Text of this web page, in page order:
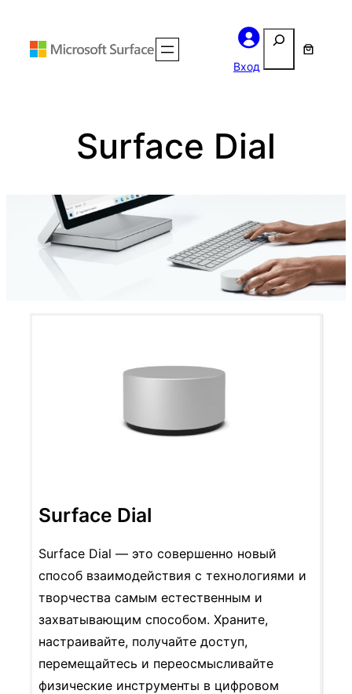
Вход
Поиск
Surface Dial
Surface Dial
Surface Dial — это совершенно новый
способ взаимодействия с технологиями и
творчества самым естественным и
захватывающим способом. Храните,
настраивайте, получайте доступ,
перемещайтесь и переосмысливайте
физические инструменты в цифровом